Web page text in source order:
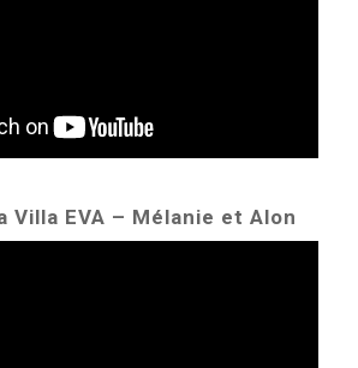
Villa EVA – Mélanie et Alon